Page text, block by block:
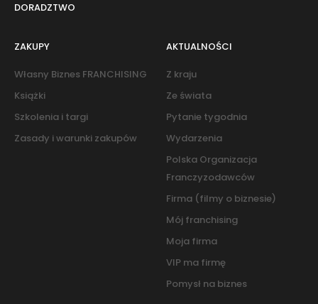
DORADZTWO
ZAKUPY
Własny Biznes FRANCHISING
Książki
Szkolenia i targi
Zasady i warunki zakupów
AKTUALNOŚCI
Z kraju
Ze świata
Pytanie tygodnia
Wydarzenia
Polska Organizacja
Franczyzodawców
Firma (filmy o biznesie)
Mój franchising
Moja firma
VIP ma firmę
Pomysł na biznes